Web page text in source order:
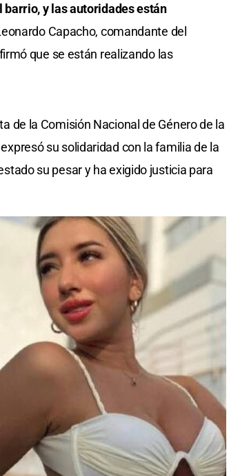
barrio, y las autoridades están
Capacho, comandante del
que se están realizando las
de la Comisión Nacional de Género de la
su solidaridad con la familia de la
su pesar y ha exigido justicia para